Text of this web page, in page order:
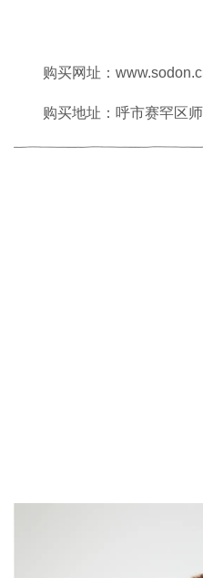
购买网址：
购买地址：呼市赛罕区